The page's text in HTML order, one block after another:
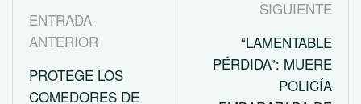
ENTRADA
ANTERIOR
PROTEGE LOS
COMEDORES DE
SIGUIENTE
“LAMENTABLE
PÉRDIDA”: MUERE
POLICÍA